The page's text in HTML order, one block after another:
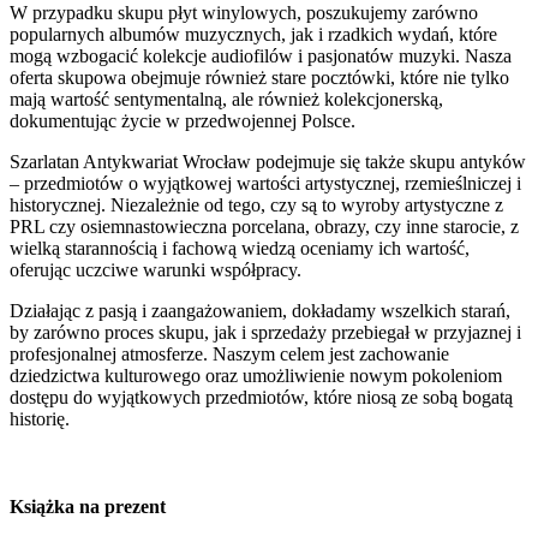
W przypadku skupu płyt winylowych, poszukujemy zarówno
popularnych albumów muzycznych, jak i rzadkich wydań, które
mogą wzbogacić kolekcje audiofilów i pasjonatów muzyki. Nasza
oferta skupowa obejmuje również stare pocztówki, które nie tylko
mają wartość sentymentalną, ale również kolekcjonerską,
dokumentując życie w przedwojennej Polsce.
Szarlatan Antykwariat Wrocław podejmuje się także skupu antyków
– przedmiotów o wyjątkowej wartości artystycznej, rzemieślniczej i
historycznej. Niezależnie od tego, czy są to wyroby artystyczne z
PRL czy osiemnastowieczna porcelana, obrazy, czy inne starocie, z
wielką starannością i fachową wiedzą oceniamy ich wartość,
oferując uczciwe warunki współpracy.
Działając z pasją i zaangażowaniem, dokładamy wszelkich starań,
by zarówno proces skupu, jak i sprzedaży przebiegał w przyjaznej i
profesjonalnej atmosferze. Naszym celem jest zachowanie
dziedzictwa kulturowego oraz umożliwienie nowym pokoleniom
dostępu do wyjątkowych przedmiotów, które niosą ze sobą bogatą
historię.
Książka na prezent